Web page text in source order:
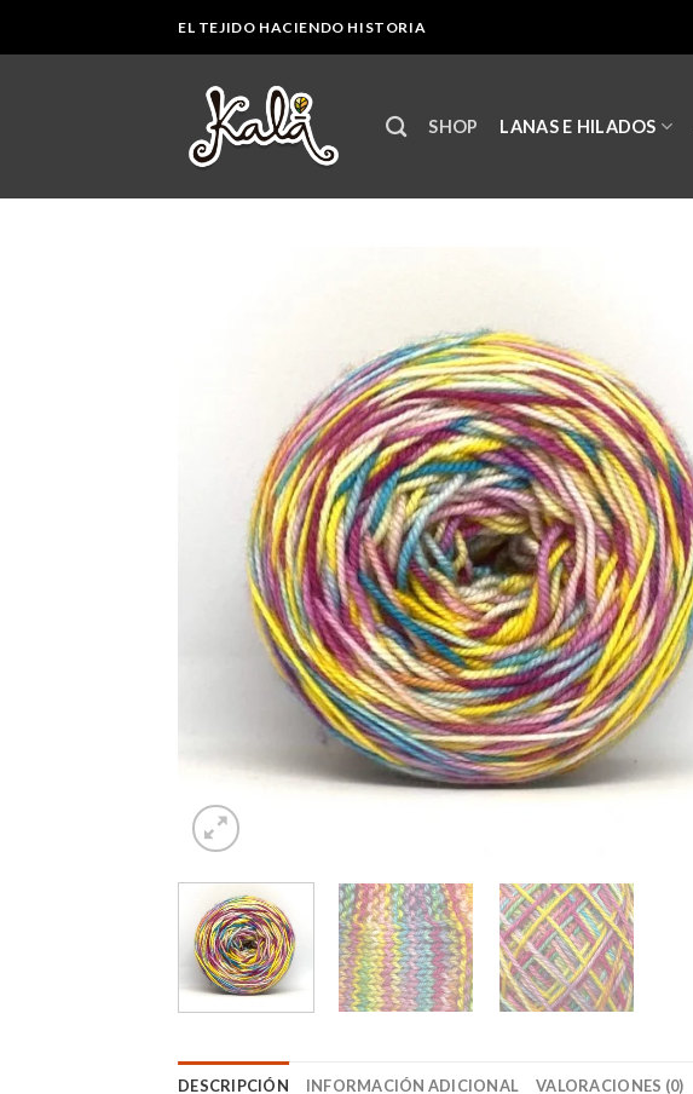
EL TEJIDO HACIENDO HISTORIA
SHOP LANAS E HILADOS
DESCRIPCIÓN INFORMACIÓN ADICIONAL VALORACIONES (0)